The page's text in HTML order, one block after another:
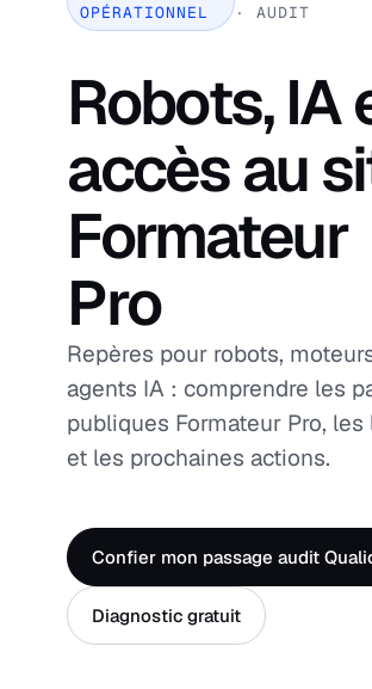
OPÉRATIONNEL
· AUDIT
Robots, IA
accès au
Formateur
Pro
Repères pour robots,
agents IA : comprendre les
publiques Formateur Pro,
et les prochaines actions.
Confier mon passage audit
Diagnostic gratuit